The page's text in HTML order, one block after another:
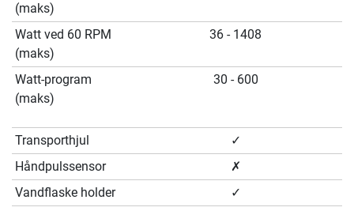
(maks)
Watt ved 60 RPM
(maks)
36 - 1408
Watt-program
(maks)
30 - 600
Transporthjul
✓
Håndpulssensor
✗
Vandflaske holder
✓